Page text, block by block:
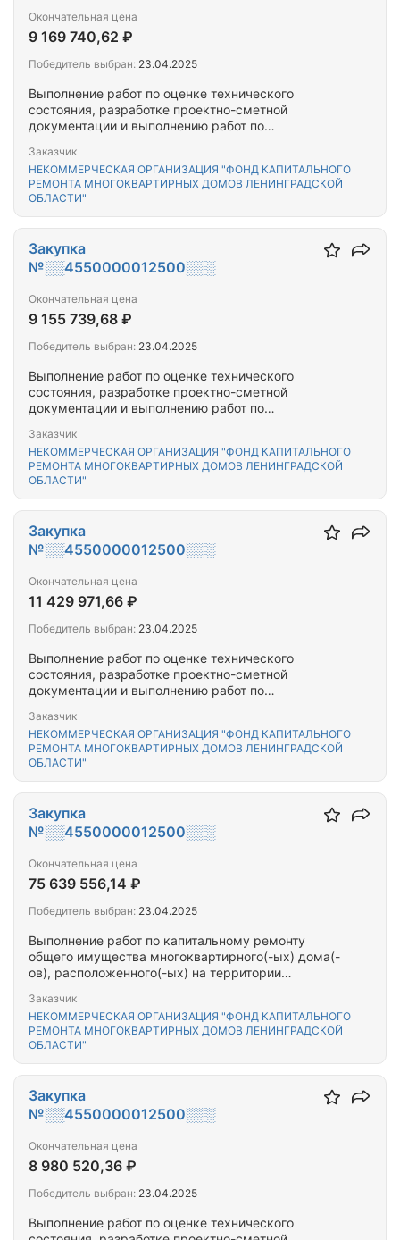
Выполнение работ по оценке технического
состояния, разработке проектно-сметной
документации и выполнению работ по
многоквартирного(-ых) дома(-ов),
расположенного(-ых) на территории Тихвинского
муниципального района Ленинградской области
Заказчик
НЕКОММЕРЧЕСКАЯ ОРГАНИЗАЦИЯ "ФОНД КАПИТАЛЬНОГО
РЕМОНТА МНОГОКВАРТИРНЫХ ДОМОВ ЛЕНИНГРАДСКОЙ
ОБЛАСТИ"
Окончательная цена
9 169 740,62 ₽
Победитель выбран: 23.04.2025
Выполнение работ по оценке технического
состояния, разработке проектно-сметной
документации и выполнению работ по
многоквартирного(-ых) дома(-ов),
расположенного(-ых) на территории Тихвинского
муниципального района Ленинградской области
Заказчик
НЕКОММЕРЧЕСКАЯ ОРГАНИЗАЦИЯ "ФОНД КАПИТАЛЬНОГО
РЕМОНТА МНОГОКВАРТИРНЫХ ДОМОВ ЛЕНИНГРАДСКОЙ
ОБЛАСТИ"
Закупка
№░░4550000012500░░░
Окончательная цена
9 155 739,68 ₽
Победитель выбран: 23.04.2025
Выполнение работ по оценке технического
состояния, разработке проектно-сметной
документации и выполнению работ по
многоквартирного(-ых) дома(-ов),
расположенного(-ых) на территории Тихвинского
муниципального района Ленинградской области
Заказчик
НЕКОММЕРЧЕСКАЯ ОРГАНИЗАЦИЯ "ФОНД КАПИТАЛЬНОГО
РЕМОНТА МНОГОКВАРТИРНЫХ ДОМОВ ЛЕНИНГРАДСКОЙ
ОБЛАСТИ"
Закупка
№░░4550000012500░░░
Окончательная цена
11 429 971,66 ₽
Победитель выбран: 23.04.2025
Выполнение работ по капитальному ремонту
общего имущества многоквартирного(-ых) дома(-
ов), расположенного(-ых) на территории
Ленинградской области
Заказчик
НЕКОММЕРЧЕСКАЯ ОРГАНИЗАЦИЯ "ФОНД КАПИТАЛЬНОГО
РЕМОНТА МНОГОКВАРТИРНЫХ ДОМОВ ЛЕНИНГРАДСКОЙ
ОБЛАСТИ"
Закупка
№░░4550000012500░░░
Окончательная цена
75 639 556,14 ₽
Победитель выбран: 23.04.2025
Выполнение работ по оценке технического
Закупка
№░░4550000012500░░░
Окончательная цена
8 980 520,36 ₽
Победитель выбран: 23.04.2025